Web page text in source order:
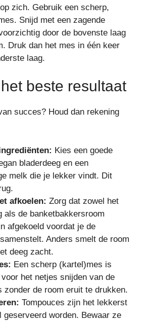
zich. Gebruik een scherp,
Snijd met een zagende
door de bovenste laag
Druk dan het mes in één keer
laag.
beste resultaat
succes? Houd dan rekening
Kies een goede
bladerdeeg en een
melk die je lekker vindt. Dit
afkoelen: Zorg dat zowel het
als de banketbakkersroom
afgekoeld voordat je de
Anders smelt de room
deeg zacht.
Een scherp (kartel)mes is
het netjes snijden van de
zonder de room eruit te drukken.
Tompouces zijn het lekkerst
geserveerd worden. Bewaar ze